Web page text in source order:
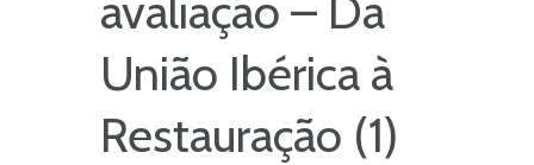
União Ibérica à
Restauração (1)